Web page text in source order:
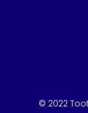
© 2022